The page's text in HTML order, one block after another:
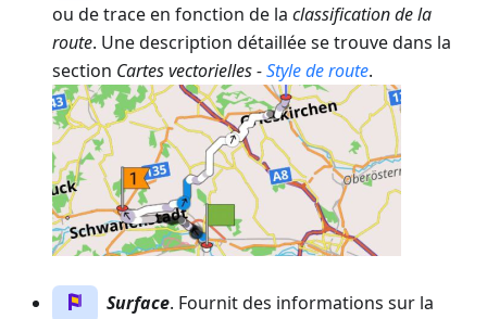
ou de trace en fonction de la classification de la
route. Une description détaillée se trouve dans la
section Cartes vectorielles -Style de route.
Surface. Fournit des informations sur la